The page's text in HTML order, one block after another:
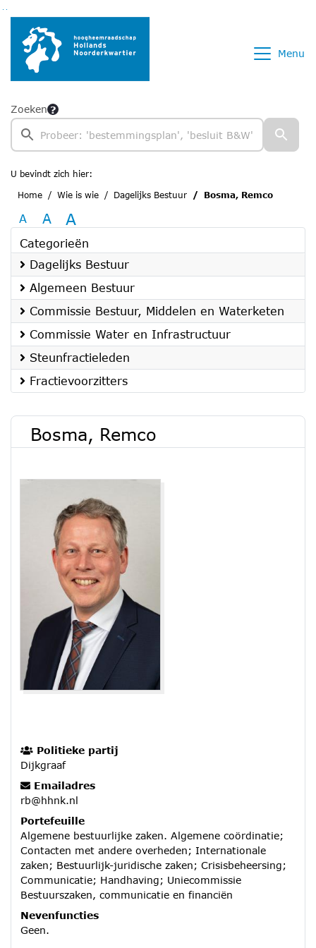
Ga naar de inhoud van deze pagina
Ga naar het zoeken
Ga naar het menu
Menu
Zoeken
U bevindt zich hier:
Home
Wie is wie Dagelijks Bestuur Bosma, Remco
A A A
Categorieën
Dagelijks Bestuur
Algemeen Bestuur
Commissie Bestuur, Middelen en Waterketen
Commissie Water en Infrastructuur
Steunfractieleden
Fractievoorzitters
Bosma, Remco
Politieke partij
Dijkgraaf
Emailadres
rb@hhnk.nl
Portefeuille
Algemene bestuurlijke zaken. Algemene coördinatie;
Contacten met andere overheden; Internationale
zaken; Bestuurlijk-juridische zaken; Crisisbeheersing;
Communicatie; Handhaving; Uniecommissie
Bestuurszaken, communicatie en financiën
Nevenfuncties
Geen.